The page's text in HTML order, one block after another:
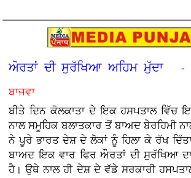
ਅੋਰਤਾਂ ਦੀ ਸੁਰੱਖਿਆ ਅਹਿਮ ਮੁੱਦਾ -
ਬਾਜਵਾ
ਬੀਤੇ ਦਿਨ ਕੋਲਕਾਤਾ ਦੇ ਇਕ ਹਸਪਤਾਲ ਵਿੱਚ
ਨਾਲ ਸਮੂਹਿਕ ਬਲਾਤਕਾਰ ਤੋਂ ਬਾਅਦ ਬੇਰਹਿਮੀ
ਨੇ ਪੂਰੇ ਭਾਰਤ ਦੇਸ਼ ਦੇ ਲੋਕਾਂ ਨੂੰ ਹਿਲਾ ਕੇ ਰੱਖ
ਬਾਅਦ ਇਕ ਵਾਰ ਫਿਰ ਔਰਤਾਂ ਦੀ ਸੁਰੱਖਿਆ
ਹੈ। ਉਥੇ ਨਾਲ ਹੀ ਦੇਸ਼ ਦੇ ਵੱਡੇ ਸਰਕਾਰੀ